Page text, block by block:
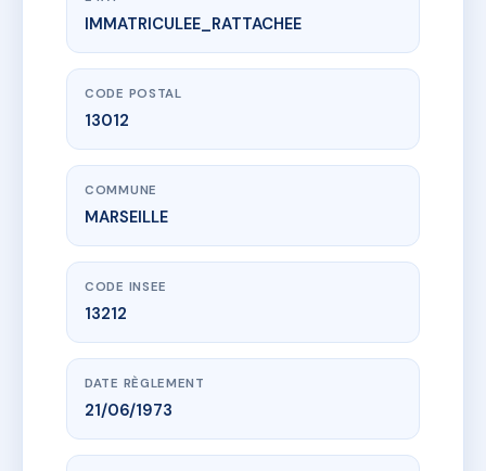
www.vme.plus/AC6738975
4 RUE LEON MEISSEREL
4 r leon meisserel
IMMATRICULEE_RATTACHEE
CODE POSTAL
13012
COMMUNE
MARSEILLE
CODE INSEE
13212
DATE RÈGLEMENT
21/06/1973